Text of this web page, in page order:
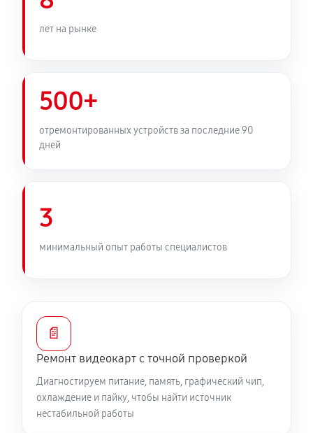
Замена медных трубок
лет на рынке
500+
отремонтированных устройств за последние 90
дней
3
минимальный опыт работы специалистов
📄
Ремонт видеокарт с точной проверкой
Диагностируем питание, память, графический чип,
охлаждение и пайку, чтобы найти источник
нестабильной работы